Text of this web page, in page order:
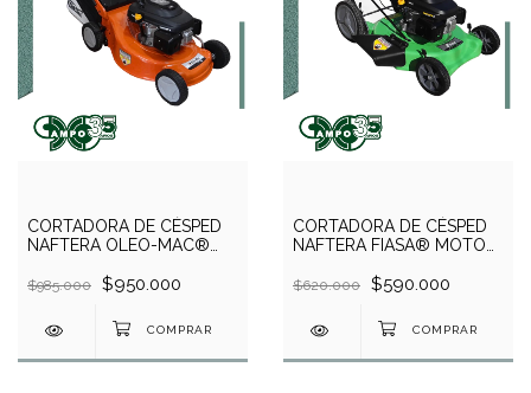
CORTADORA DE CÉSPED
NAFTERA OLEO-MAC®
200 196 CC
$985.000 $950.000
CORTADORA DE CÉSPED
NAFTERA FIASA® MOTOR
$620.000 $590.000